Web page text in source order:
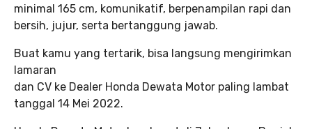
minimal 165 cm, komunikatif, berpenampilan rapi dan
bersih, jujur, serta bertanggung jawab.
Buat kamu yang tertarik, bisa langsung mengirimkan
lamaran
dan CV ke Dealer Honda Dewata Motor paling lambat
tanggal 14 Mei 2022.